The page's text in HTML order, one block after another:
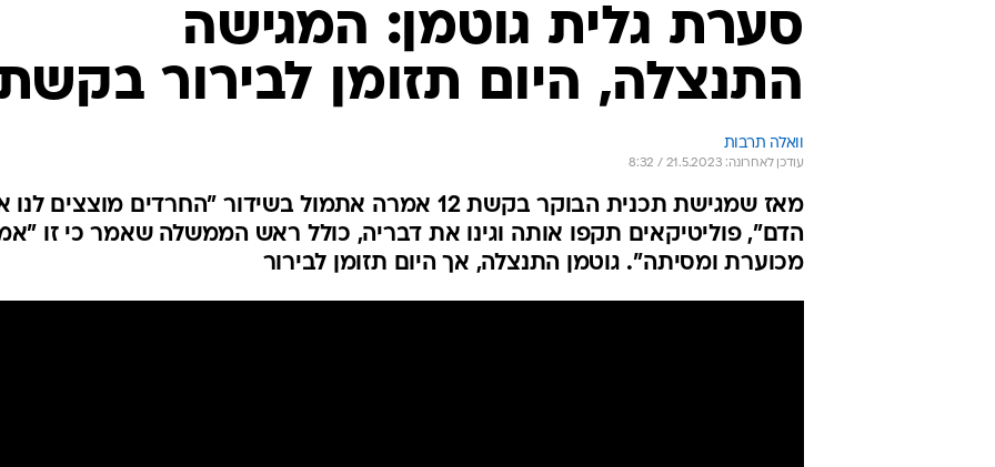
סערת גלית גוטמן: המגישה
התנצלה, היום תזומן לבירור
וואלה תרבות
עודכן לאחרונה: 21.5.2023 / 8:32
מאז שמגישת תכנית הבוקר בקשת 12 אמרה אתמול בשידור "החרדים מוצצים
הדם", פוליטיקאים תקפו אותה וגינו את דבריה, כולל ראש הממשלה שאמר כי זו
מכוערת ומסיתה". גוטמן התנצלה, אך היום תזומן לבירור